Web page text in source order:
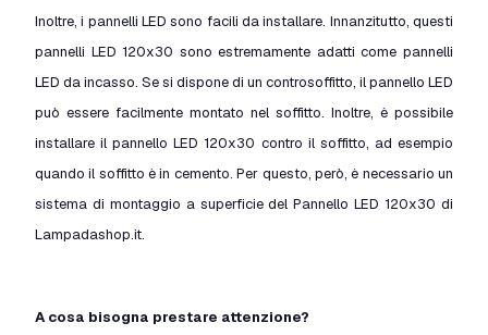
Inoltre, i pannelli LED sono facili da installare. Innanzitutto, questi
pannelli LED 120x30 sono estremamente adatti come pannelli
LED da incasso. Se si dispone di un controsoffitto, il pannello LED
può essere facilmente montato nel soffitto. Inoltre, è possibile
installare il pannello LED 120x30 contro il soffitto, ad esempio
quando il soffitto è in cemento. Per questo, però, è necessario un
sistema di montaggio a superficie del Pannello LED 120x30 di
Lampadashop.it.
A cosa bisogna prestare attenzione?